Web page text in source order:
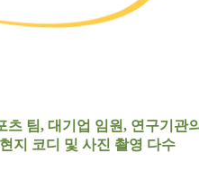
츠 팀, 대기업 임원, 연구기관의
지 코디 및 사진 촬영 다수